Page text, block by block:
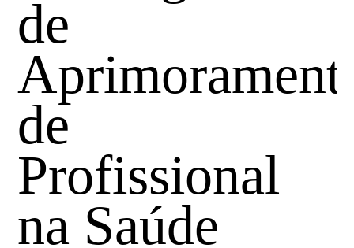
de
de
Profissional
na Saúde